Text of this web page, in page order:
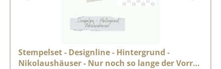
Stempelset - Designline - Hintergrund -
Nikolaushäuser - Nur noch so lange der Vorrat